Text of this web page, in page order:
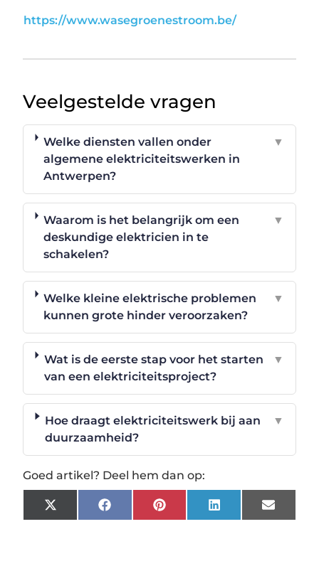
https://www.wasegroenestroom.be/
Veelgestelde vragen
Welke diensten vallen onder
algemene elektriciteitswerken in
Antwerpen?
▼
Waarom is het belangrijk om een
deskundige elektricien in te
schakelen?
▼
Welke kleine elektrische problemen
kunnen grote hinder veroorzaken?
▼
Wat is de eerste stap voor het starten
van een elektriciteitsproject?
▼
Hoe draagt elektriciteitswerk bij aan
duurzaamheid?
▼
Goed artikel? Deel hem dan op:
X
(Twitter)
FacebookPinterestLinkedInEmail